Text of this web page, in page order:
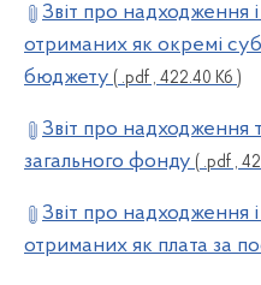
Звіт про надходження
отриманих як окремі
бюджету ( .pdf , 422.40 Кб )
Звіт про надходження
загального фонду ( .pdf ,
Звіт про надходження
отриманих як плата за